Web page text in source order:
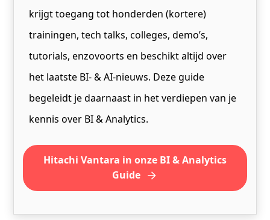
krijgt toegang tot honderden (kortere)
trainingen, tech talks, colleges, demo’s,
tutorials, enzovoorts en beschikt altijd over
het laatste BI- & AI-nieuws. Deze guide
begeleidt je daarnaast in het verdiepen van je
kennis over BI & Analytics.
Hitachi Vantara in onze BI & Analytics
Guide